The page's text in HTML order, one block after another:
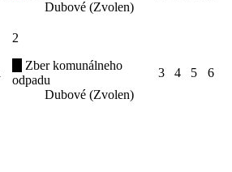
Dubové (Zvolen)
2
Zber komunálneho
odpadu
Dubové (Zvolen)
3 4 5 6